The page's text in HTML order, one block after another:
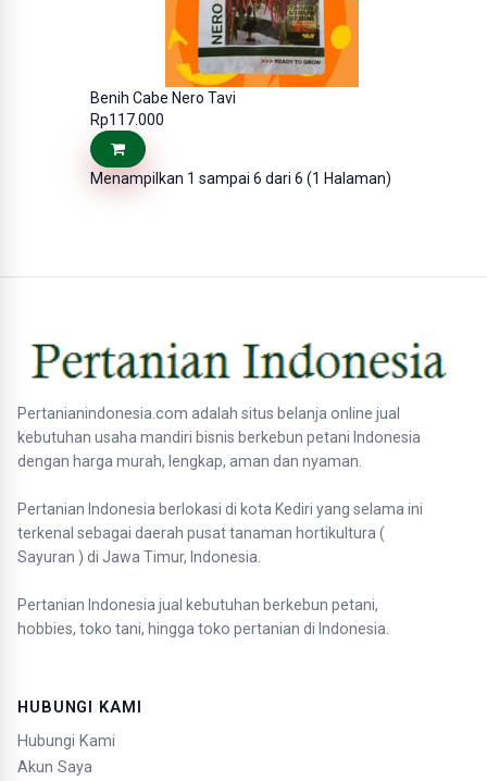
Benih Cabe Nero Tavi
Rp117.000
Menampilkan 1 sampai 6 dari 6 (1 Halaman)
Pertanianindonesia.com adalah situs belanja online jual
kebutuhan usaha mandiri bisnis berkebun petani Indonesia
dengan harga murah, lengkap, aman dan nyaman.
Pertanian Indonesia berlokasi di kota Kediri yang selama ini
terkenal sebagai daerah pusat tanaman hortikultura (
Sayuran ) di Jawa Timur, Indonesia.
Pertanian Indonesia jual kebutuhan berkebun petani,
hobbies, toko tani, hingga toko pertanian di Indonesia.
HUBUNGI KAMI
Hubungi Kami
Akun Saya